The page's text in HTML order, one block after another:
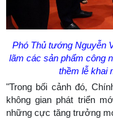
Phó Thủ tướng Nguyễn
lãm các sản phẩm công
thềm lễ khai
"Trong bối cảnh đó,
không gian phát triển
những cực tăng trưởng